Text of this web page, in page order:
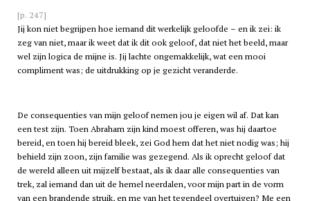
[p. 247]
Jij kon niet begrijpen hoe iemand dit werkelijk geloofde – en ik zei: ik
zeg van niet, maar ik weet dat ik dit ook geloof, dat niet het beeld, maar
wel zijn logica de mijne is. Jij lachte ongemakkelijk, wat een mooi
compliment was; de uitdrukking op je gezicht veranderde.
De consequenties van mijn geloof nemen jou je eigen wil af. Dat kan
een test zijn. Toen Abraham zijn kind moest offeren, was hij daartoe
bereid, en toen hij bereid bleek, zei God hem dat het niet nodig was; hij
behield zijn zoon, zijn familie was gezegend. Als ik oprecht geloof dat
de wereld alleen uit mijzelf bestaat, als ik daar alle consequenties van
trek, zal iemand dan uit de hemel neerdalen, voor mijn part in de vorm
van een brandende struik, en me van het tegendeel overtuigen? Me een